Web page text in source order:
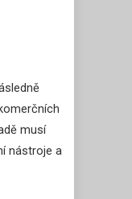
musí
nástroje a